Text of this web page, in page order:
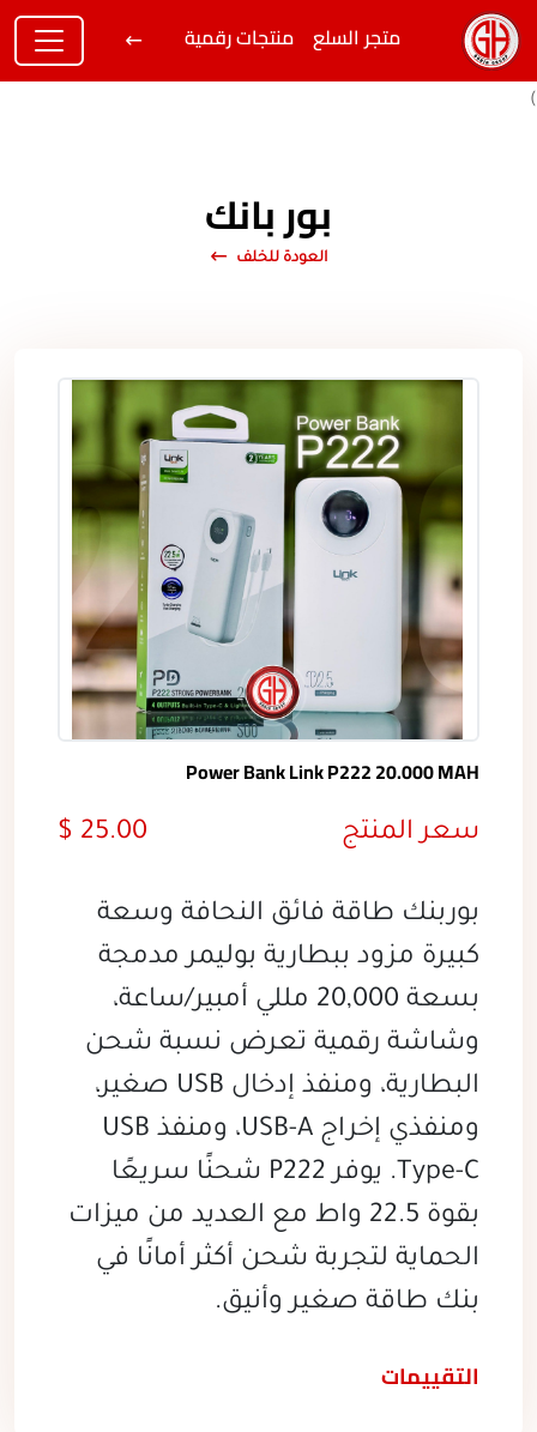
)
متجر السلع منتجات رقمية
بور بانك
العودة للخلف
Power Bank Link P222 20.000 MAH
سعر المنتج 25.00 $
بوربنك طاقة فائق النحافة وسعة
كبيرة مزود ببطارية بوليمر مدمجة
بسعة 20,000 مللي أمبير/ساعة،
وشاشة رقمية تعرض نسبة شحن
البطارية، ومنفذ إدخال USB صغير،
ومنفذي إخراج USB-A، ومنفذ USB
Type-C. يوفر P222 شحنًا سريعًا
بقوة 22.5 واط مع العديد من ميزات
الحماية لتجربة شحن أكثر أمانًا في
بنك طاقة صغير وأنيق.
التقييمات